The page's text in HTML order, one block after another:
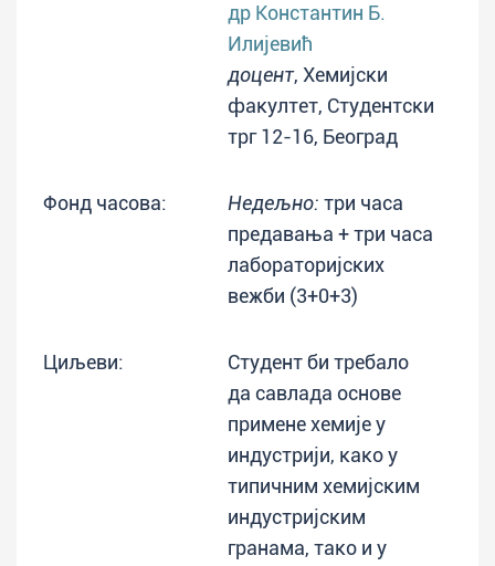
др Константин Б.
Илијевић
доцент, Хемијски
факултет, Студентски
трг 12-16, Београд
Фонд часова: Недељно: три часа
предавања + три часа
лабораторијских
вежби (3+0+3)
Циљеви:
Студент би требало
да савлада основе
примене хемије у
индустрији, како у
типичним хемијским
индустријским
гранама, тако и у